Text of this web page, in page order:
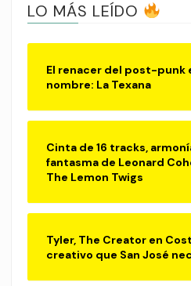
LO MÁS LEÍDO
El renacer del post-punk
nombre: La Texana
Cinta de 16 tracks,
fantasma de Leonard
The Lemon Twigs
Tyler, The Creator en
creativo que San José